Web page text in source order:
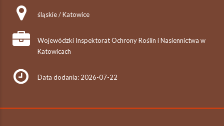
śląskie / Katowice
Wojewódzki Inspektorat Ochrony Roślin i Nasiennictwa w
Katowicach
Data dodania: 2026-07-22